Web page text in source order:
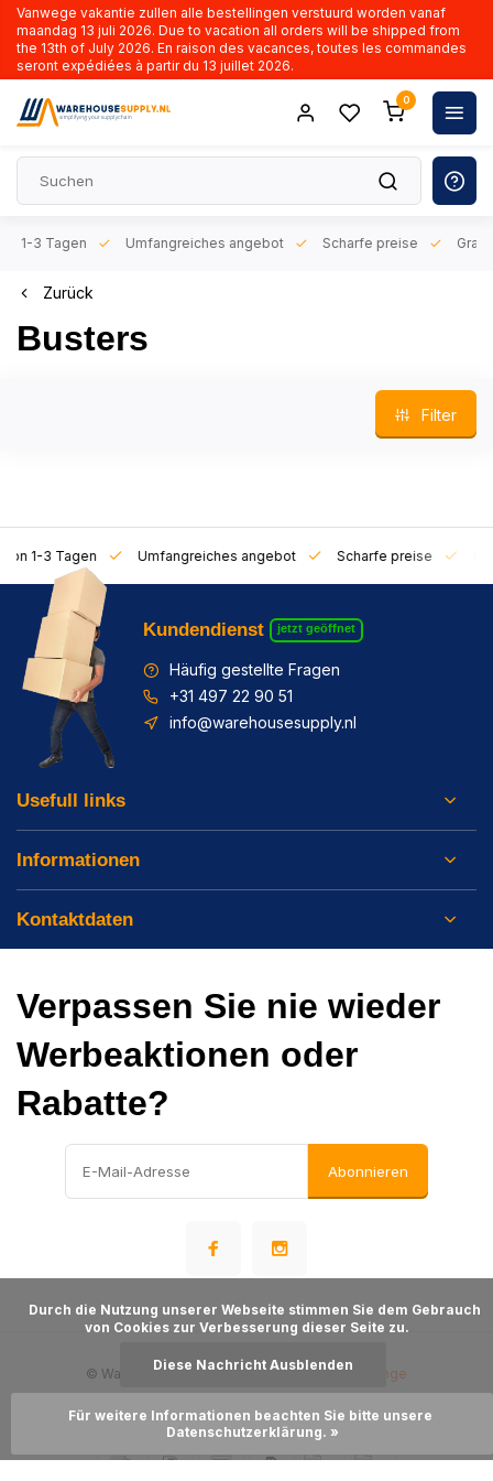
Vanwege vakantie zullen alle bestellingen verstuurd worden vanaf
maandag 13 juli 2026. Due to vacation all orders will be shipped from
the 13th of July 2026. En raison des vacances, toutes les commandes
seront expédiées à partir du 13 juillet 2026.
0
1-3 Tagen Umfangreiches angebot Scharfe preise Gratis
Zurück
Busters
Filter
1-3 Tagen Umfangreiches angebot Scharfe preise Gratis
Kundendienst jetzt geöffnet
Häufig gestellte Fragen
+31 497 22 90 51
info@warehousesupply.nl
Usefull links
Informationen
Kontaktdaten
Verpassen Sie nie wieder
Werbeaktionen oder
Rabatte?
Abonnieren
© Warehousesupply- Theme made byWebdinge
von Cookies zur Verbesserung dieser Seite zu.
Diese Nachricht Ausblenden
Für weitere Informationen beachten Sie bitte unsere
Datenschutzerklärung. »